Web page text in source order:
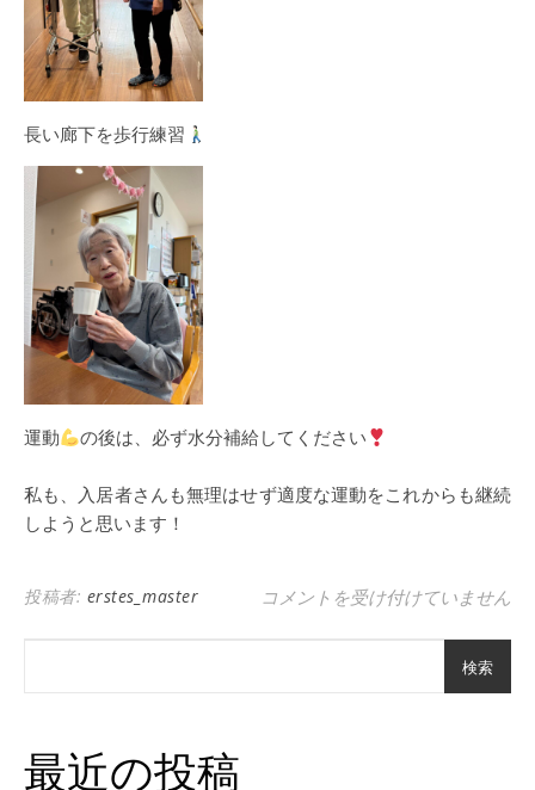
長い廊下を歩行練習
運動 の後は、必ず水分補給してください
私も、入居者さんも無理はせず適度な運動をこれからも継続
しようと思います！
投稿者: erstes_master 何歳になっても動ける体を は
コメントを受け付けていません
検索
最近の投稿